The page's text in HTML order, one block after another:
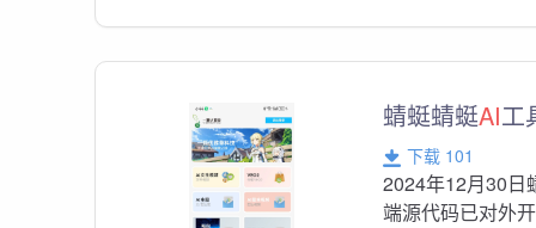
蜻蜓蜻蜓AI工
下载 101
2024年12月30日
端源代码已对外